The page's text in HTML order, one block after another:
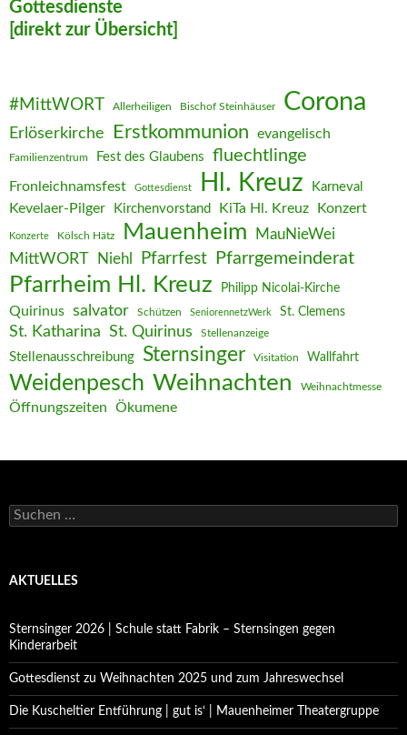
Gottesdienste
[direkt zur Übersicht]
#MittWORT Allerheiligen Bischof Steinhäuser Corona
Erlöserkirche Erstkommunion evangelisch
Familienzentrum Fest des Glaubens fluechtlinge
Fronleichnamsfest Gottesdienst Hl. Kreuz Karneval
Kevelaer-Pilger Kirchenvorstand KiTa Hl. Kreuz Konzert
Konzerte Kölsch Hätz Mauenheim MauNieWei
MittWORT Niehl Pfarrfest Pfarrgemeinderat
Pfarrheim Hl. Kreuz Philipp Nicolai-Kirche
Quirinus salvator Schützen SeniorennetzWerk St. Clemens
St. Katharina St. Quirinus Stellenanzeige
Stellenausschreibung Sternsinger Visitation Wallfahrt
Weidenpesch Weihnachten Weihnachtmesse
Öffnungszeiten Ökumene
Suchen
nach:
AKTUELLES
Sternsinger 2026 | Schule statt Fabrik – Sternsingen gegen
Kinderarbeit
Gottesdienst zu Weihnachten 2025 und zum Jahreswechsel
Die Kuscheltier Entführung | gut is‘ | Mauenheimer Theatergruppe